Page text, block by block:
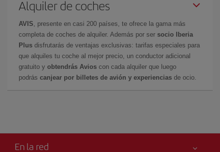
Alquiler de coches
AVIS , presente en casi 200 países, te ofrece la gama más
completa de coches de alquiler. Además por ser socio Iberia
Plus disfrutarás de ventajas exclusivas: tarifas especiales para
que alquiles tu coche al mejor precio, un conductor adicional
gratuito y obtendrás Avios con cada alquiler que luego
podrás canjear por billetes de avión y experiencias de ocio.
En la red